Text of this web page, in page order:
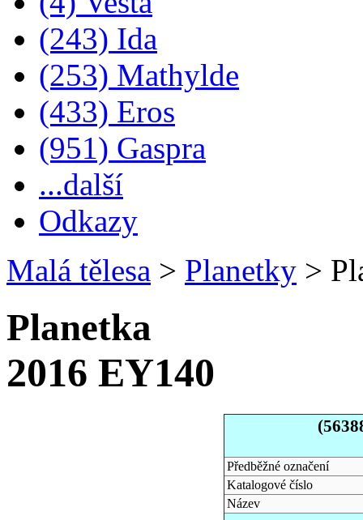
(243) Ida
(253) Mathylde
(433) Eros
(951) Gaspra
...další
Odkazy
Malá tělesa > Planetky >
Planetka
2016 EY140
Předběžné označení
Katalogové číslo
Název